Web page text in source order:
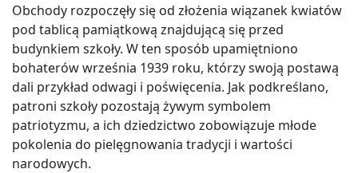
Obchody rozpoczęły się od złożenia wiązanek kwiatów
pod tablicą pamiątkową znajdującą się przed
budynkiem szkoły. W ten sposób upamiętniono
bohaterów września 1939 roku, którzy swoją postawą
dali przykład odwagi i poświęcenia. Jak podkreślano,
patroni szkoły pozostają żywym symbolem
patriotyzmu, a ich dziedzictwo zobowiązuje młode
pokolenia do pielęgnowania tradycji i wartości
narodowych.